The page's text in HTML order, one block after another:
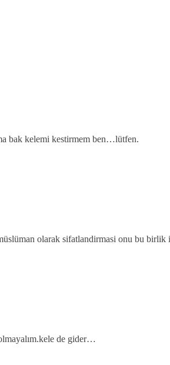
bak kelemi kestirmem ben…lütfen.
olarak sifatlandirmasi onu bu birlik
de gider…